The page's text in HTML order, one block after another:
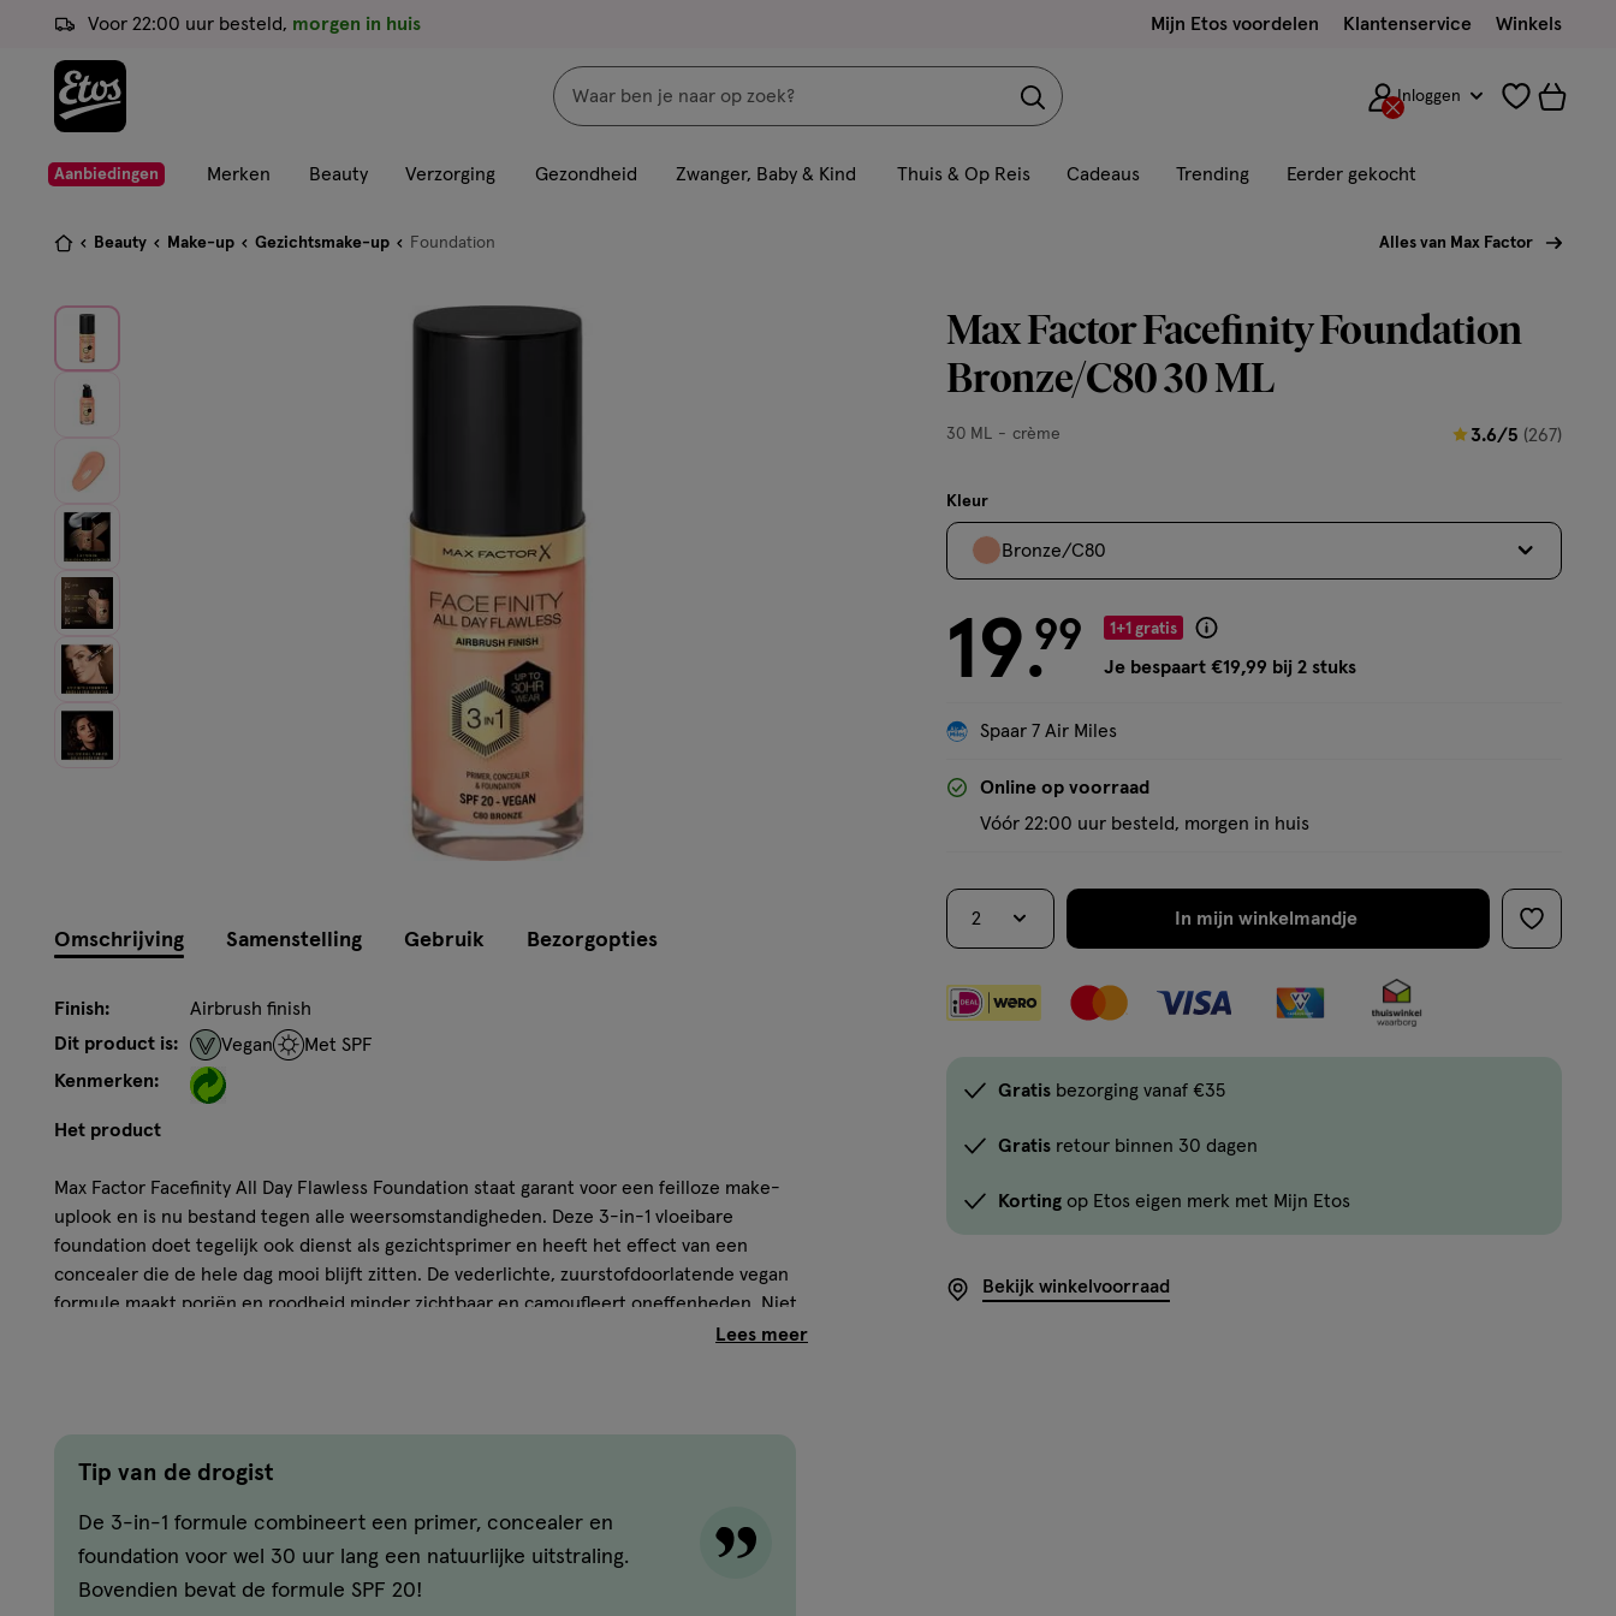
ga
de
hoofd
ga
de
footer
Voor 22:00 uur besteld, morgen in huis Mijn Etos voordelen Klantenservice Winkels
Zoeken
met
volledig
Inloggen
Aanbiedingen Merken Beauty Verzorging Gezondheid Zwanger, Baby & Kind Thuis & Op Reis Cadeaus Trending Eerder gekocht
Je
hier:
Beauty Make-up Gezichtsmake-up Foundation Alles van Max Factor
Max Factor Facefinity Foundation
Bronze/C80 30 ML
30
crème
30 ML crème 3.6/5 (267)
3.6
sterren
Kleur
Bronze/C80
€ 19.99
19.99 1+1 gratis
Product
badge
Je bespaart €19,99 bij 2 stuks
Spaar 7 Air Miles
Online op voorraad
Vóór 22:00 uur besteld, morgen in huis
2 In mijn winkelmandje
verhoog
met
nog
Gratisbezorging vanaf €35
Gratisretour binnen 30 dagen
Kortingop Etos eigen merk met Mijn Etos
Bekijk winkelvoorraad
Omschrijving Samenstelling Gebruik Bezorgopties
Finish:
Airbrush finish
Dit product is:
Vegan
Met SPF
Kenmerken:
Het product
Max Factor Facefinity All Day Flawless Foundation staat garant voor een feilloze make-
uplook en is nu bestand tegen alle weersomstandigheden. Deze 3-in-1 vloeibare
foundation doet tegelijk ook dienst als gezichtsprimer en heeft het effect van een
concealer die de hele dag mooi blijft zitten. De vederlichte, zuurstofdoorlatende vegan
formule maakt poriën en roodheid minder zichtbaar en camoufleert oneffenheden. Niet
alleen zorgt de formule voor een perfect egale finish, maar deze foundation is ook
effect van een concealer die de huid 30 uur lang een natuurlijke uitstraling geeft.
De vegan formule staat garant voor een feilloos, glad en perfect egaal make-
upresultaat.
Tip van de drogist
De 3-in-1 formule combineert een primer, concealer en
foundation voor wel 30 uur lang een natuurlijke uitstraling.
Bovendien bevat de formule SPF 20!